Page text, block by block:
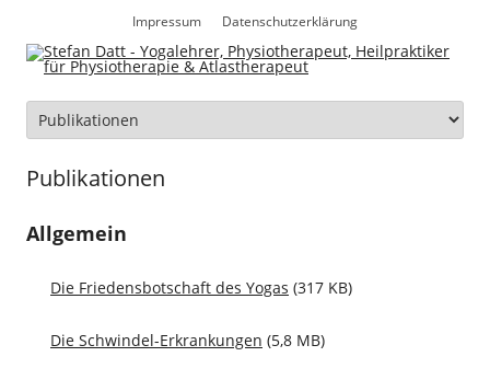
Impressum Datenschutzerklärung
springen
Publikationen
Allgemein
Die Friedensbotschaft des Yogas (317 KB)
Die Schwindel-Erkrankungen (5,8 MB)